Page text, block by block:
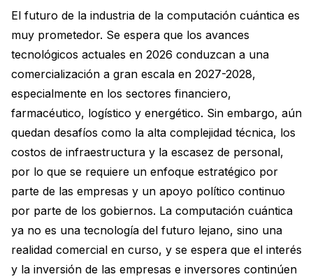
El futuro de la industria de la computación cuántica es
muy prometedor. Se espera que los avances
tecnológicos actuales en 2026 conduzcan a una
comercialización a gran escala en 2027-2028,
especialmente en los sectores financiero,
farmacéutico, logístico y energético. Sin embargo, aún
quedan desafíos como la alta complejidad técnica, los
costos de infraestructura y la escasez de personal,
por lo que se requiere un enfoque estratégico por
parte de las empresas y un apoyo político continuo
por parte de los gobiernos. La computación cuántica
ya no es una tecnología del futuro lejano, sino una
realidad comercial en curso, y se espera que el interés
y la inversión de las empresas e inversores continúen